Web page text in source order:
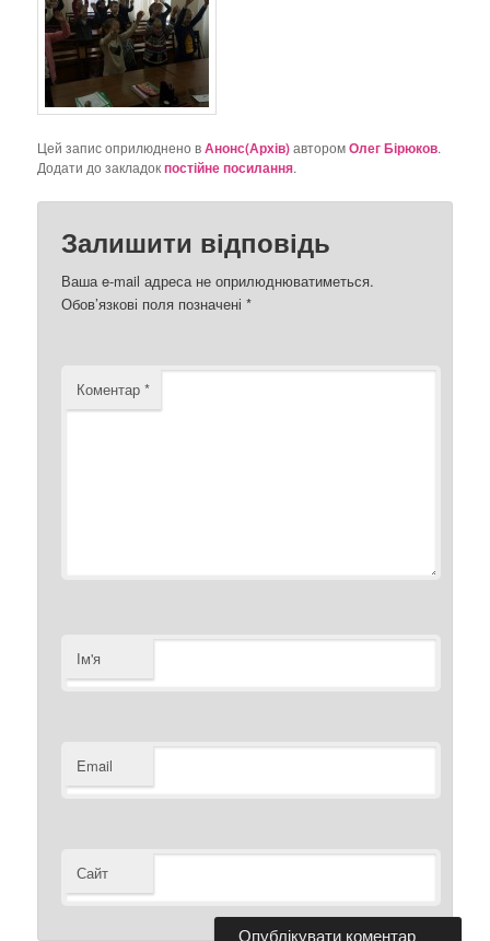
Цей запис оприлюднено вАнонс(Архів)авторомОлег Бірюков.
Додати до закладокпостійне посилання.
Залишити відповідь
Ваша e-mail адреса не оприлюднюватиметься.
Обов’язкові поля позначені*
Коментар*
Ім'я
Email
Сайт